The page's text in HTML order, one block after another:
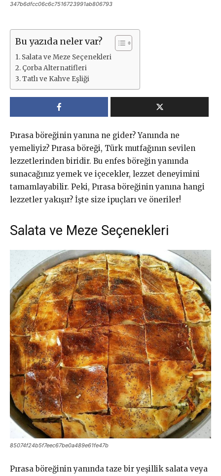
347b6dfcc06c6c7516723991ab806793
Bu yazıda neler var?
Salata ve Meze Seçenekleri
Çorba Alternatifleri
Tatlı ve Kahve Eşliği
Pırasa böreğinin yanına ne gider? Yanında ne
yemeliyiz? Pırasa böreği, Türk mutfağının sevilen
lezzetlerinden biridir. Bu enfes böreğin yanında
sunacağınız yemek ve içecekler, lezzet deneyimini
tamamlayabilir. Peki, Pırasa böreğinin yanına hangi
lezzetler yakışır? İşte size ipuçları ve öneriler!
Salata ve Meze Seçenekleri
85074f24b5f7eec67be0a489e61fe47b
Pırasa böreğinin yanında taze bir yeşillik salata veya